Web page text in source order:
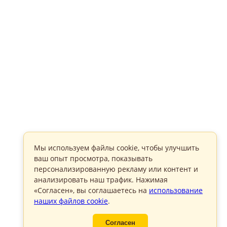
Мы используем файлы cookie, чтобы улучшить
ваш опыт просмотра, показывать
персонализированную рекламу или контент и
анализировать наш трафик. Нажимая
«Согласен», вы соглашаетесь на использование
наших файлов cookie.
Согласен